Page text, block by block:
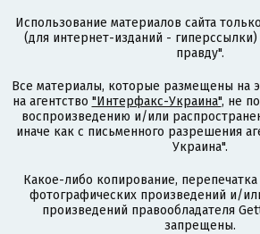
Использование материалов сайта
(для интернет-изданий -
правду".
Все материалы, которые размещены на
на агентство "Интерфакс-Украина", не
воспроизведению и/или
иначе как с письменного разрешения
Украина".
Какое-либо копирование,
фотографических произведений и/
произведений правообладателя
запрещены.